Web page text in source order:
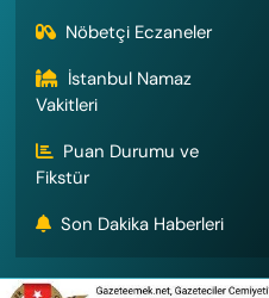
Nöbetçi Eczaneler
İstanbul Namaz
Vakitleri
Puan Durumu ve
Fikstür
Son Dakika Haberleri